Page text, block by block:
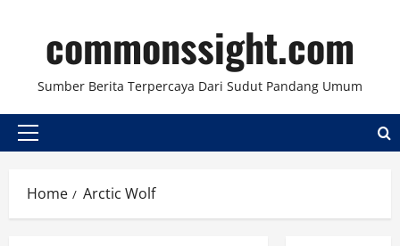
contentcommonssight.com
Sumber Berita Terpercaya Dari Sudut Pandang Umum
Primary
Home Arctic Wolf